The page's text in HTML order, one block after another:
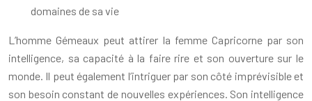
domaines de sa vie
L’homme Gémeaux peut attirer la femme Capricorne par son
intelligence, sa capacité à la faire rire et son ouverture sur le
monde. Il peut également l’intriguer par son côté imprévisible et
son besoin constant de nouvelles expériences. Son intelligence